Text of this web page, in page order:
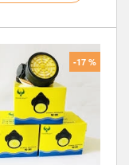
-17 %